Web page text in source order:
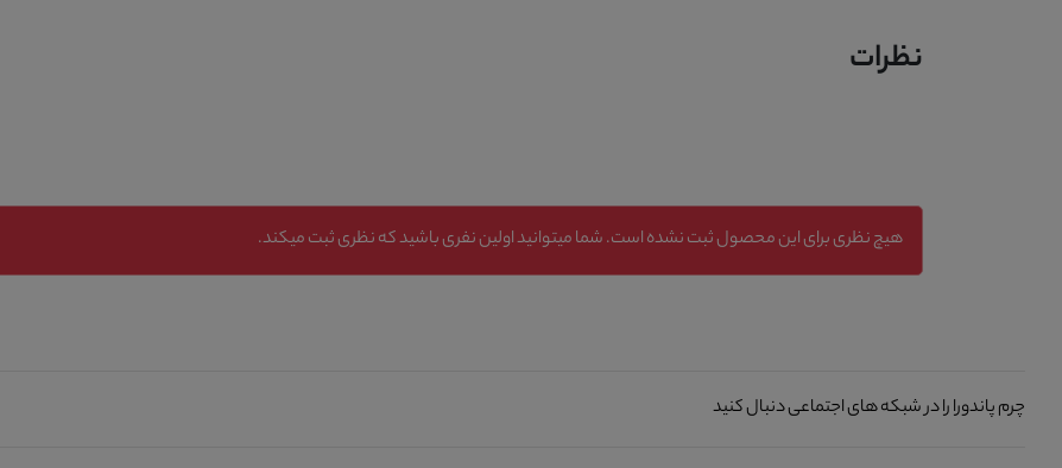
نظرات
هیچ نظری برای این محصول ثبت نشده است. شما میتوانید اولین نفری باشید که نظری ثبت میکند.
چرم پاندورا را در شبکه های اجتماعی دنبال کنید